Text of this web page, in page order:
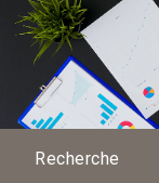
Recherche